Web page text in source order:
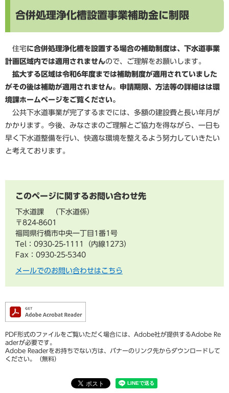
合併処理浄化槽設置事業補助金に制限
住宅に合併処理浄化槽を設置する場合の補助制度は、下水道事業
計画区域内では適用されませんので、ご理解をお願いします。
拡大する区域は令和6年度までは補助制度が適用されていました
がその後は補助が適用されません。申請期限、方法等の詳細はは環
境課ホームページをご覧ください。
公共下水道事業が完了するまでには、多額の建設費と長い年月が
かかります。今後、みなさまのご理解とご協力を得ながら、一日も
早く下水道整備を行い、快適な環境を整えるよう努力していきたい
と考えております。
このページに関するお問い合わせ先
下水道課
下水道係
〒824-8601
福岡県行橋市中央一丁目1番1号
Tel：0930-25-1111（内線1273）
Fax：0930-25-5340
メールでのお問い合わせはこちら
PDF形式のファイルをご覧いただく場合には、Adobe社が提供するAdobe Re
aderが必要です。
Adobe Readerをお持ちでない方は、バナーのリンク先からダウンロードして
ください。（無料）